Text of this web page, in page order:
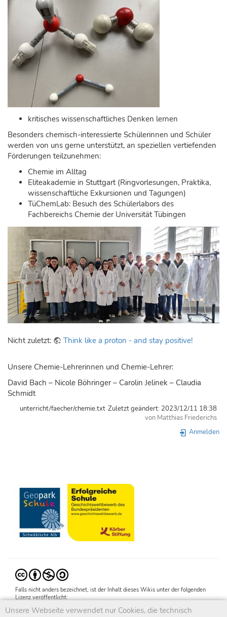
kritisches wissenschaftliches Denken lernen
Besonders chemisch-interessierte Schülerinnen und Schüler
werden von uns gerne unterstützt, an speziellen vertiefenden
Förderungen teilzunehmen:
Chemie im Alltag
Eliteakademie in Stuttgart (Ringvorlesungen, Praktika,
wissenschaftliche Exkursionen und Tagungen)
TüChemLab: Besuch des Schülerlabors des
Fachbereichs Chemie der Universität Tübingen
Nicht zuletzt: Think like a proton - and stay positive!
Unsere Chemie-Lehrerinnen und Chemie-Lehrer:
David Bach – Nicole Böhringer – Carolin Jelinek – Claudia
Schmidt
Unsere Webseite verwendet nur Cookies, die technisch
unterricht/faecher/chemie.txt Zuletzt geändert: 2023/12/11 18:38
von Matthias Friederichs
Anmelden
Falls nicht anders bezeichnet, ist der Inhalt dieses Wikis unter der folgenden
Lizenz veröffentlicht: